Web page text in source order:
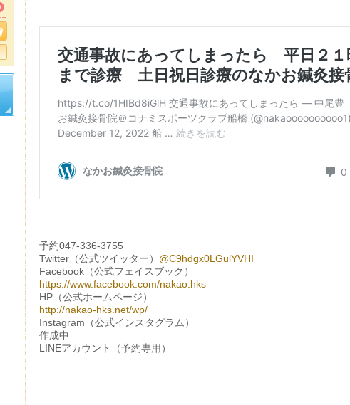
予約047-336-3755
Twitter（公式ツイッター） @C9hdgx0LGulYVHI
Facebook（公式フェイスブック）
https://www.facebook.com/nakao.hks
HP（公式ホームページ）
http://nakao-hks.net/wp/
Instagram（公式インスタグラム）
作成中
LINEアカウント（予約専用）